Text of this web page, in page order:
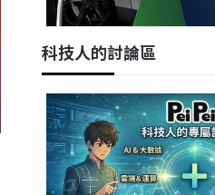
科技人的討論區